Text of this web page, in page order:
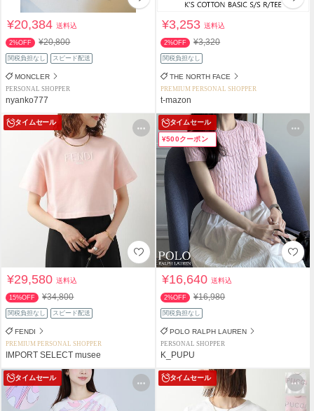
¥20,384送料込
2%OFF ¥20,800
関税負担なし スピード配送
MONCLER
PERSONAL SHOPPER
nyanko777
¥3,253送料込
2%OFF ¥3,320
関税負担なし
THE NORTH FACE
PREMIUM PERSONAL SHOPPER
t-mazon
タイムセール
¥29,580送料込
15%OFF ¥34,800
関税負担なし スピード配送
FENDI
PREMIUM PERSONAL SHOPPER
IMPORT SELECT musee
タイムセール
¥500クーポン
¥16,640送料込
2%OFF ¥16,980
関税負担なし
POLO RALPH LAUREN
PERSONAL SHOPPER
K_PUPU
タイムセール タイムセール